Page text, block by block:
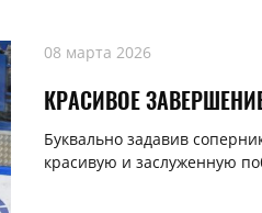
08 марта 2026
КРАСИВОЕ
Буквально задавив
красивую и заслуженную